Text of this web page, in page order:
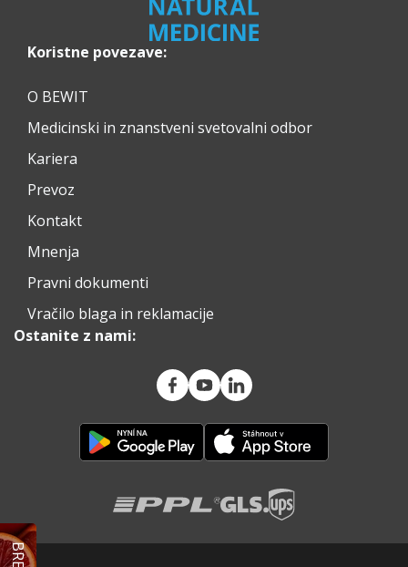
Koristne povezave:
O BEWIT
Medicinski in znanstveni svetovalni odbor
Kariera
Prevoz
Kontakt
Mnenja
Pravni dokumenti
Vračilo blaga in reklamacije
Ostanite z nami: